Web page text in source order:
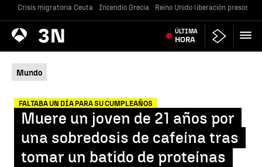
Crisis migratoria Ceuta Incendio Grecia Reino Unido liberación presos
Antena
3 Noticias ÚLTIMA
HORA
Mundo
FALTABA UN DÍA PARA SU CUMPLEAÑOS
Muere un joven de 21 años por
una sobredosis de cafeína tras
tomar un batido de proteínas